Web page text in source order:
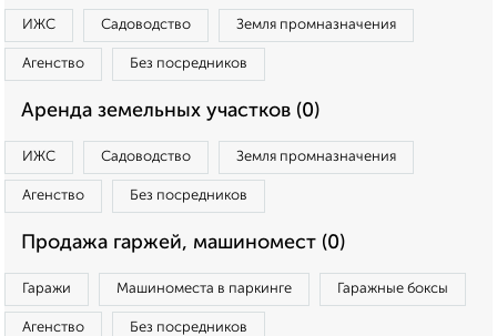
ИЖС Садоводство Земля промназначения
Агенство Без посредников
Аренда земельных участков (0)
ИЖС Садоводство Земля промназначения
Агенство Без посредников
Продажа гаржей, машиномест (0)
Гаражи Машиноместа в паркинге Гаражные боксы
Агенство Без посредников